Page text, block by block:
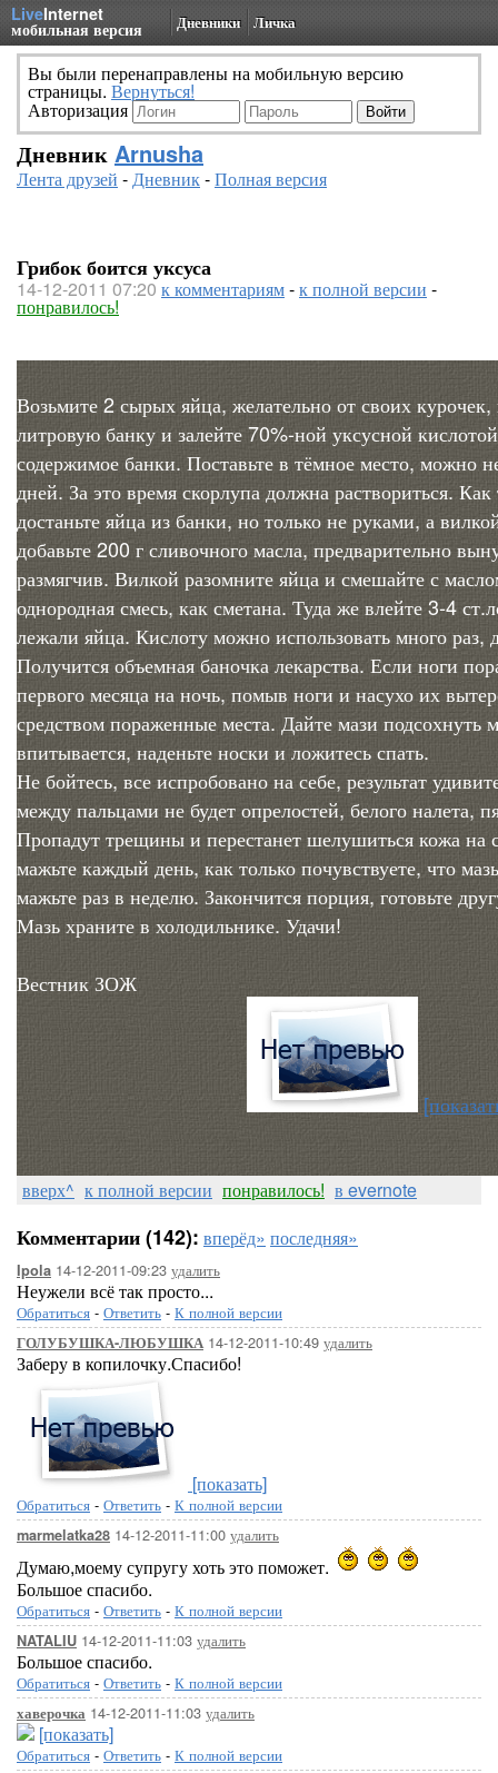
LiveInternet
мобильная версия Дневники Личка
Вы были перенаправлены на мобильную версию
страницы. Вернуться!
Авторизация
Дневник Arnusha
Лента друзей -Дневник-Полная версия
Грибок боится уксуса
14-12-2011 07:20 к комментариям-к полной версии -
понравилось!
Возьмите 2 сырых яйца, желательно от своих
литровую банку и залейте 70%-ной уксусной
содержимое банки. Поставьте в тёмное место, можно
дней. За это время скорлупа должна раствориться.
достаньте яйца из банки, но только не руками, а
добавьте 200 г сливочного масла, предварительно
размягчив. Вилкой разомните яйца и смешайте с
однородная смесь, как сметана. Туда же влейте 3-4
лежали яйца. Кислоту можно использовать много раз,
Получится объемная баночка лекарства. Если ноги
первого месяца на ночь, помыв ноги и насухо их
средством пораженные места. Дайте мази подсохнуть
впитывается, наденьте носки и ложитесь спать.
Не бойтесь, все испробовано на себе, результат
между пальцами не будет опрелостей, белого налета,
Пропадут трещины и перестанет шелушиться кожа на
мажьте каждый день, как только почувствуете, что
мажьте раз в неделю. Закончится порция, готовьте
Мазь храните в холодильнике. Удачи!
Вестник ЗОЖ
вверх^ к полной версии понравилось! в evernote
Комментарии (142): вперёд» последняя»
Ipola 14-12-2011-09:23 удалить
Неужели всё так просто...
Обратиться - Ответить - К полной версии
ГОЛУБУШКА-ЛЮБУШКА 14-12-2011-10:49 удалить
Заберу в копилочку.Спасибо!
[показать]
Обратиться - Ответить - К полной версии
marmelatka28 14-12-2011-11:00 удалить
Думаю,моему супругу хоть это поможет.
Большое спасибо.
Обратиться - Ответить - К полной версии
NATALIU 14-12-2011-11:03 удалить
Большое спасибо.
Обратиться - Ответить - К полной версии
хаверочка 14-12-2011-11:03 удалить
[показать]
Обратиться - Ответить - К полной версии